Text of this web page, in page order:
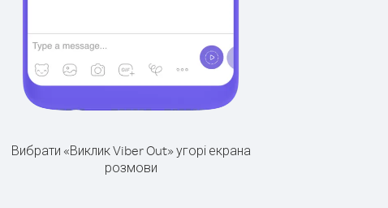
Вибрати «Виклик Viber Out» угорі екрана
розмови